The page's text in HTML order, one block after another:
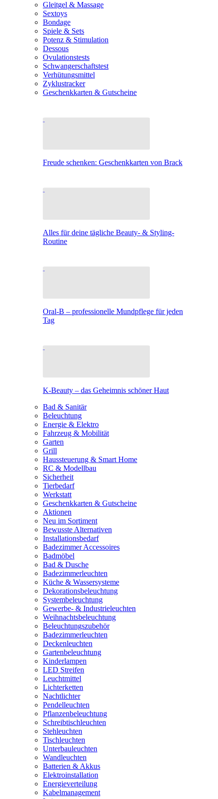
Gleitgel & Massage
Sextoys
Bondage
Spiele & Sets
Potenz & Stimulation
Dessous
Ovulationstests
Schwangerschaftstest
Verhütungsmittel
Zyklustracker
Geschenkkarten & Gutscheine
Freude schenken: Geschenkkarten von Brack
Alles für deine tägliche Beauty- & Styling-
Routine
Oral-B – professionelle Mundpflege für jeden
Tag
K-Beauty – das Geheimnis schöner Haut
Bad & Sanitär
Beleuchtung
Energie & Elektro
Fahrzeug & Mobilität
Garten
Grill
Haussteuerung & Smart Home
RC & Modellbau
Sicherheit
Tierbedarf
Werkstatt
Geschenkkarten & Gutscheine
Aktionen
Neu im Sortiment
Bewusste Alternativen
Installationsbedarf
Badezimmer Accessoires
Badmöbel
Bad & Dusche
Badezimmerleuchten
Küche & Wassersysteme
Dekorationsbeleuchtung
Systembeleuchtung
Gewerbe- & Industrieleuchten
Weihnachtsbeleuchtung
Beleuchtungszubehör
Badezimmerleuchten
Deckenleuchten
Gartenbeleuchtung
Kinderlampen
LED Streifen
Leuchtmittel
Lichterketten
Nachtlichter
Pendelleuchten
Pflanzenbeleuchtung
Schreibtischleuchten
Stehleuchten
Tischleuchten
Unterbauleuchten
Wandleuchten
Batterien & Akkus
Elektroinstallation
Energieverteilung
Kabelmanagement